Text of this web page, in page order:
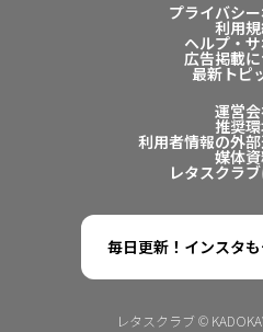
プライバシ
利用
ヘルプ・
広告掲載
最新トピ
運営
推奨
利用者情報の外
媒体
レタスクラ
毎日更新！インスタも
レタスクラブ ©